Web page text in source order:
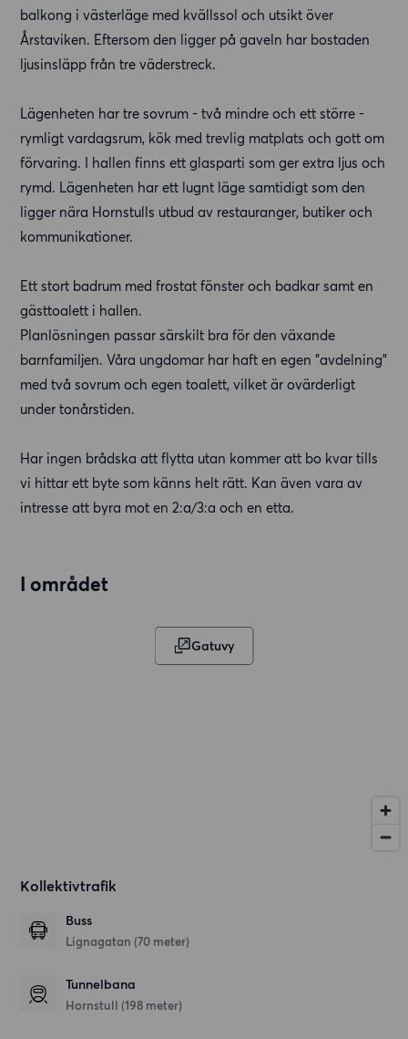
balkong i västerläge med kvällssol och utsikt över
Årstaviken. Eftersom den ligger på gaveln har bostaden
ljusinsläpp från tre väderstreck.
Lägenheten har tre sovrum - två mindre och ett större -
rymligt vardagsrum, kök med trevlig matplats och gott om
förvaring. I hallen finns ett glasparti som ger extra ljus och
rymd. Lägenheten har ett lugnt läge samtidigt som den
ligger nära Hornstulls utbud av restauranger, butiker och
kommunikationer.
Ett stort badrum med frostat fönster och badkar samt en
gästtoalett i hallen.
Planlösningen passar särskilt bra för den växande
barnfamiljen. Våra ungdomar har haft en egen "avdelning"
med två sovrum och egen toalett, vilket är ovärderligt
under tonårstiden.
Har ingen brådska att flytta utan kommer att bo kvar tills
vi hittar ett byte som känns helt rätt. Kan även vara av
intresse att byra mot en 2:a/3:a och en etta.
I området
Gatuvy
Kollektivtrafik
Buss
Lignagatan (70 meter)
Tunnelbana
Hornstull (198 meter)